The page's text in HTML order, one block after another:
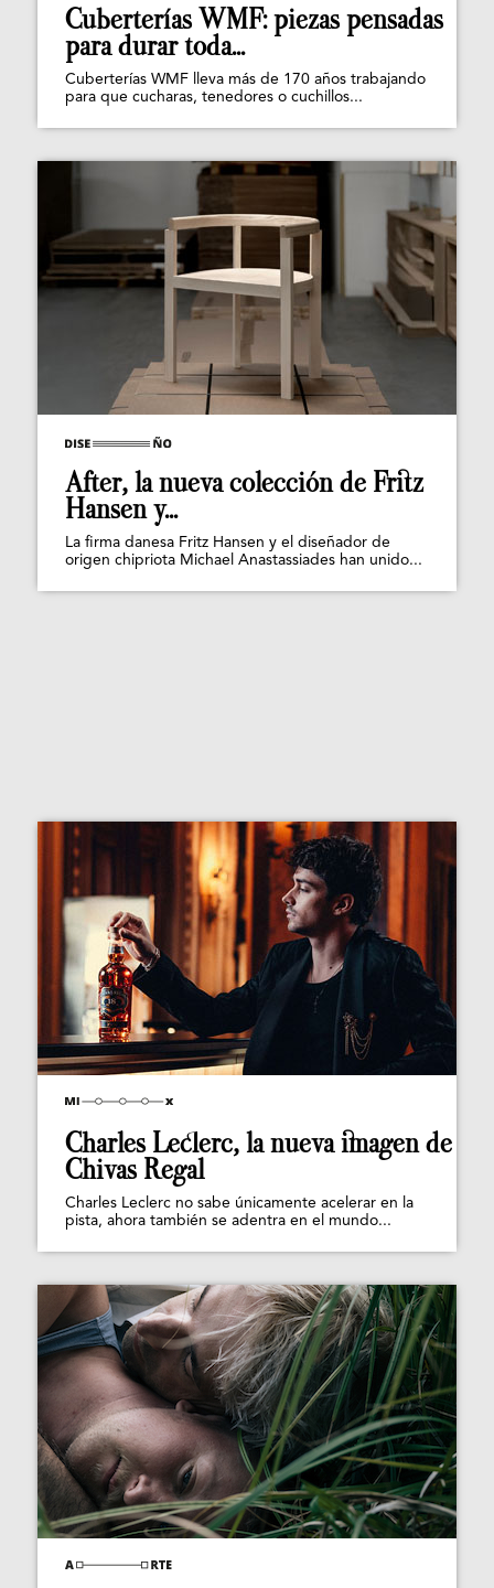
Cuberterías WMF: piezas pensadas
para durar toda...
Cuberterías WMF lleva más de 170 años trabajando
para que cucharas, tenedores o cuchillos...
After, la nueva colección de Fritz
Hansen y...
La firma danesa Fritz Hansen y el diseñador de
origen chipriota Michael Anastassiades han unido...
Charles Leclerc, la nueva imagen de
Chivas Regal
Charles Leclerc no sabe únicamente acelerar en la
pista, ahora también se adentra en el mundo...